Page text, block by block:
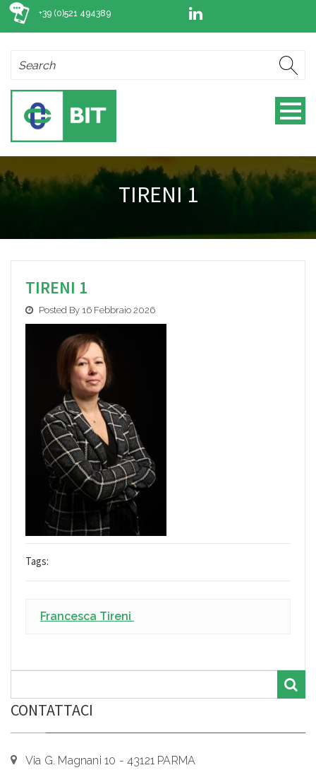
+39 (0)521 494389
TIRENI 1
TIRENI 1
Posted By 16 Febbraio 2026
Tags:
Francesca Tireni
CONTATTACI
Via G. Magnani 10 - 43121 PARMA